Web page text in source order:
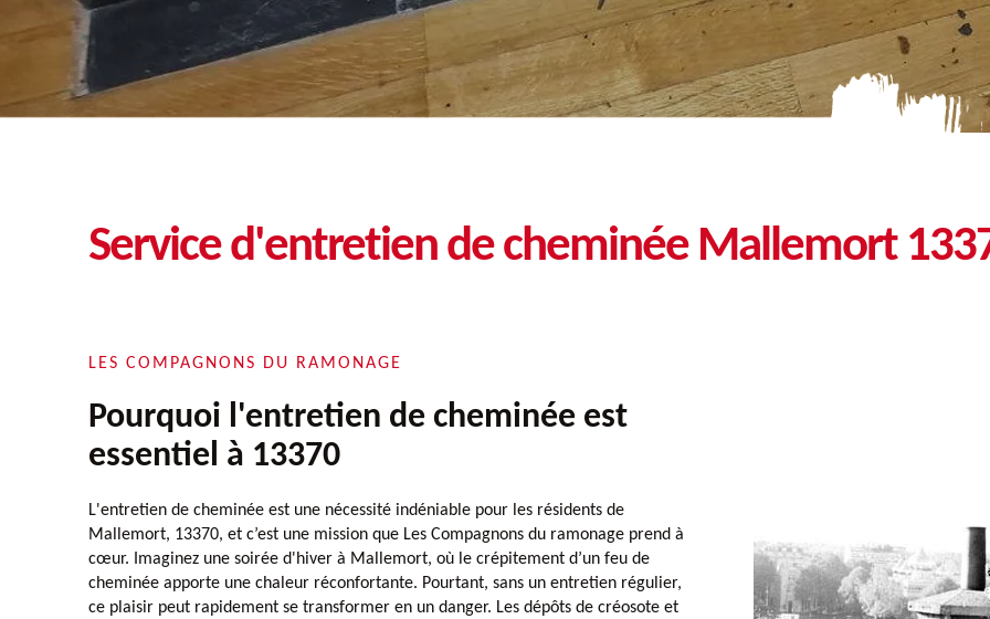
Service d'entretien de cheminée Mallemort
LES COMPAGNONS DU RAMONAGE
Pourquoi l'entretien de cheminée est
essentiel à 13370
L'entretien de cheminée est une nécessité indéniable pour les résidents de
Mallemort, 13370, et c’est une mission que Les Compagnons du ramonage prend à
cœur. Imaginez une soirée d'hiver à Mallemort, où le crépitement d’un feu de
cheminée apporte une chaleur réconfortante. Pourtant, sans un entretien régulier,
ce plaisir peut rapidement se transformer en un danger. Les dépôts de créosote et